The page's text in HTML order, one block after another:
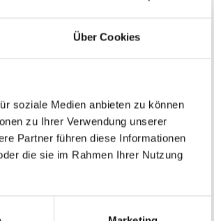
Über Cookies
soziale Medien anbieten zu können
zu Ihrer Verwendung unserer
Partner führen diese Informationen
die sie im Rahmen Ihrer Nutzung